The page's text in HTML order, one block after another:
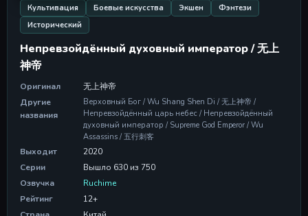
Серия 139
Серия 139
18 May 2026
Серия 140
Культивация Боевые искусства Экшен
Фэнтези
Исторический
Непревзойдённый духовный император / 无上
神帝
Оригинал
无上神帝
Другие
названия
Верховный Бог / Wu Shang Shen Di / 无上神帝 /
Непревзойдённый царь небес / Непревзойдённый
духовный император / Supreme God Emperor / Wu
Assassins / 五行刺客
Выходит
2020
Серии
Вышло 630 из 750
Озвучка
Ruchime
Рейтинг
12+